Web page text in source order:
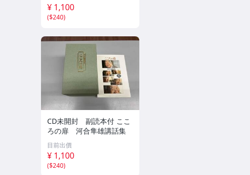
¥ 1,100
($240)
CD未開封 副読本付 ここ
ろの扉 河合隼雄講話集
目前出價
¥ 1,100
($240)